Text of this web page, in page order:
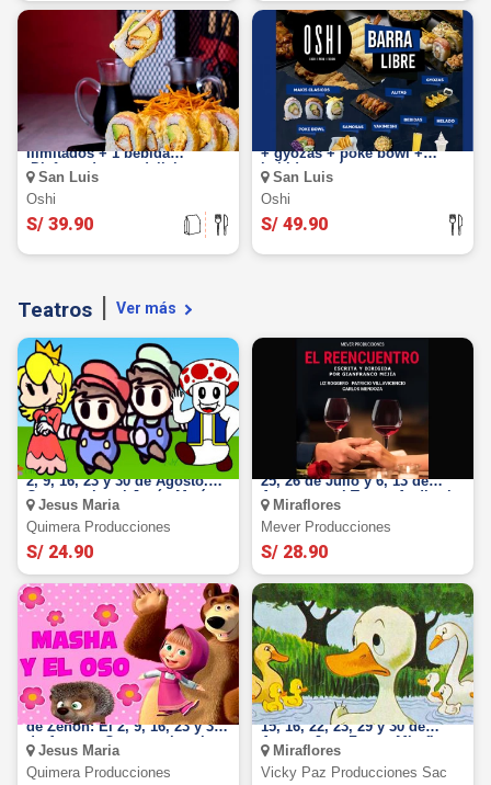
Barra Libre de Makis: Makis
Ilimitados + 1 bebida
¡Disfruta de esta deliciosa
oferta!
San Luis
Oshi
S/ 39.90
Barra Libre de Makis + alitas
+ gyozas + poke bowl +
bebida y más
San Luis
Oshi
S/ 49.90
Teatros Ver más
Mario Bross y sus amigos: El
2, 9, 16, 23 y 30 de Agosto.
Centro cultural-Jesús María
Jesus Maria
Quimera Producciones
S/ 24.90
El Reencuentro: El 16, 19, 23,
25, 26 de Julio y 6, 13 de
Agosto en el Teatro Auditorio
Miraflores
Miraflores
Mever Producciones
S/ 28.90
Masha y el Oso en la Granja
de Zenón: El 2, 9, 16, 23 y 30
de Agosto. Centro cultural-
Jesús María
Jesus Maria
Quimera Producciones
El Patito Feo: El 28 de Julio,
15, 16, 22, 23, 29 y 30 de
Agosto Jazz Zone - Miraflores
Miraflores
Vicky Paz Producciones Sac